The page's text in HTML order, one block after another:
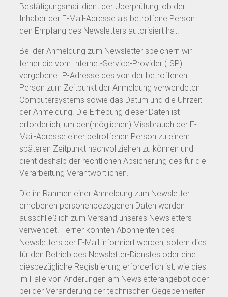
Bestätigungsmail dient der Überprüfung, ob der
Inhaber der E-Mail-Adresse als betroffene Person
den Empfang des Newsletters autorisiert hat.
Bei der Anmeldung zum Newsletter speichern wir
ferner die vom Internet-Service-Provider (ISP)
vergebene IP-Adresse des von der betroffenen
Person zum Zeitpunkt der Anmeldung verwendeten
Computersystems sowie das Datum und die Uhrzeit
der Anmeldung. Die Erhebung dieser Daten ist
erforderlich, um den(möglichen) Missbrauch der E-
Mail-Adresse einer betroffenen Person zu einem
späteren Zeitpunkt nachvollziehen zu können und
dient deshalb der rechtlichen Absicherung des für die
Verarbeitung Verantwortlichen.
Die im Rahmen einer Anmeldung zum Newsletter
erhobenen personenbezogenen Daten werden
ausschließlich zum Versand unseres Newsletters
verwendet. Ferner könnten Abonnenten des
Newsletters per E-Mail informiert werden, sofern dies
für den Betrieb des Newsletter-Dienstes oder eine
diesbezügliche Registrierung erforderlich ist, wie dies
im Falle von Änderungen am Newsletterangebot oder
bei der Veränderung der technischen Gegebenheiten